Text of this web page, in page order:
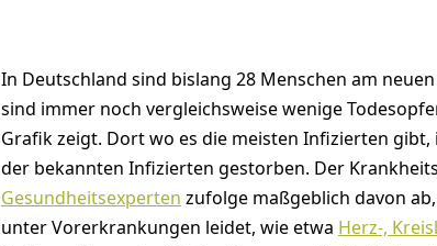
In Deutschland sind bislang 28 Menschen am
sind immer noch vergleichsweise wenige
Grafik zeigt. Dort wo es die meisten Infizierten
der bekannten Infizierten gestorben. Der
Gesundheitsexperten zufolge maßgeblich davon
unter Vorerkrankungen leidet, wie etwa Herz-,